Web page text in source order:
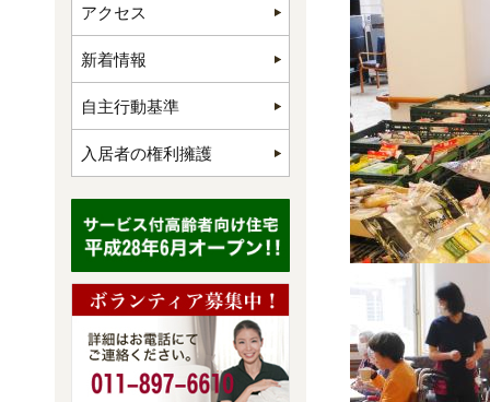
アクセス
新着情報
自主行動基準
入居者の権利擁護